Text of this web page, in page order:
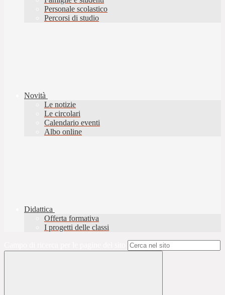
Personale scolastico
Percorsi di studio
Novità
Le notizie
Le circolari
Calendario eventi
Albo online
Didattica
Offerta formativa
I progetti delle classi